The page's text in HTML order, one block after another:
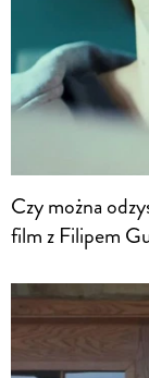
Czy można
film z Filipem